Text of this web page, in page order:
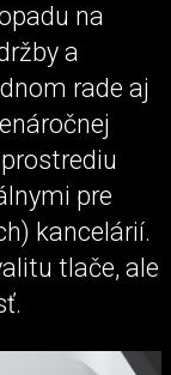
na
a
rade aj
pre
kancelárií.
tlače, ale